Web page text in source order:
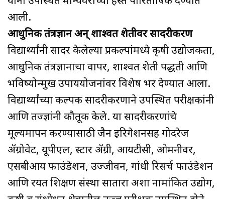
आली.
आधुनिक तंत्रज्ञान अन् शाश्वत शेतीवर सादरीकरण
विद्यार्थ्यांनी सादर केलेल्या प्रकल्पांमध्ये कृषी उद्योजकता,
आधुनिक तंत्रज्ञानाचा वापर, शाश्वत शेती पद्धती आणि
भविष्योन्मुख उपाययोजनांवर विशेष भर देण्यात आला.
विद्यार्थ्यांच्या कल्पक सादरीकरणाने उपस्थित परीक्षकांनी
आणि तज्ज्ञांनी कौतूक केले. या सादरीकरणांचे
मूल्यमापन करण्यासाठी जैन इरिगेशनसह गोदरेज
ॲग्रोवेट, यूपीएल, स्टार ॲग्री, आयटीसी, ओमनीवर,
एसबीआय फाउंडेशन, उज्जीवन, गांधी रिसर्च फाउंडेशन
आणि रयत शिक्षण संस्था सातारा अशा नामांकित उद्योग,